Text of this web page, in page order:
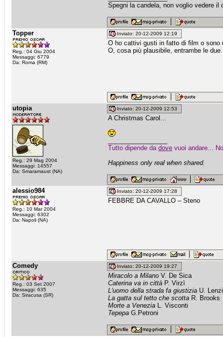
Spegni la candela, non voglio vedere il
Topper
Reg.: 04 Giu 2004
Messaggi: 6779
Da: Roma (RM)
Inviato: 20-12-2009 12:19
O ho cattivi gusti in fatto di film o sono
O, cosa più plausibile, entrambe le due.
utopia
Reg.: 29 Mag 2004
Messaggi: 14557
Da: Smaramaust (NA)
Inviato: 20-12-2009 12:53
A Christmas Carol...
Tutto dipende da dove vuoi andare...
Happiness only real when shared.
alessio984
Reg.: 10 Mar 2004
Messaggi: 6302
Da: Napoli (NA)
Inviato: 20-12-2009 17:28
FEBBRE DA CAVALLO – Steno
Comedy
Reg.: 03 Set 2007
Messaggi: 635
Da: Siracusa (SR)
Inviato: 20-12-2009 19:27
Miracolo a Milano V. De Sica
Caterina va in città P. Virzì
L'uomo della strada fa giustizia U. Lenzi
La gatta sul tetto che scotta R. Brooks
Morte a Venezia L. Visconti
Tepepa G.Petroni